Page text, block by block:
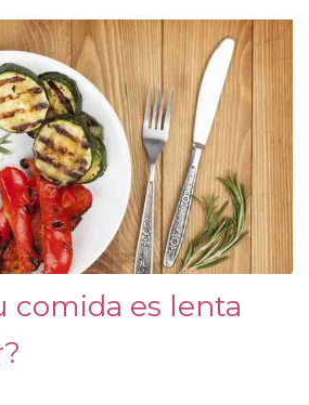
comida es lenta